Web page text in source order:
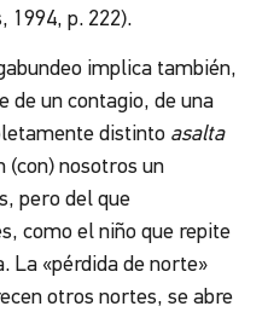
1994, p. 222).
implica también,
de un contagio, de una
distinto asalta
(con) nosotros un
pero del que
como el niño que repite
La «pérdida de norte»
otros nortes, se abre